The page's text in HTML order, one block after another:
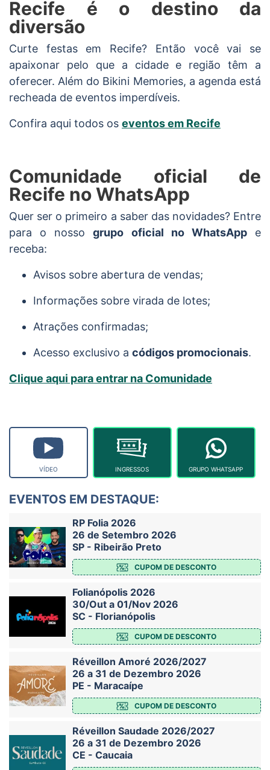
Recife é o destino da
diversão
Curte festas em Recife? Então você vai se
apaixonar pelo que a cidade e região têm a
oferecer. Além do Bikini Memories, a agenda está
recheada de eventos imperdíveis.
Confira aqui todos os eventos em Recife
Comunidade oficial de
Recife no WhatsApp
Quer ser o primeiro a saber das novidades? Entre
para o nossogrupo oficial no WhatsAppe
receba:
Avisos sobre abertura de vendas;
Informações sobre virada de lotes;
Atrações confirmadas;
Acesso exclusivo a códigos promocionais.
Clique aqui para entrar na Comunidade
VÍDEO INGRESSOS GRUPO WHATSAPP
EVENTOS EM DESTAQUE:
RP Folia 2026
26 de Setembro 2026
SP - Ribeirão Preto
CUPOM DE DESCONTO
Folianópolis 2026
30/Out a 01/Nov 2026
SC - Florianópolis
CUPOM DE DESCONTO
Réveillon Amoré 2026/2027
26 a 31 de Dezembro 2026
PE - Maracaípe
CUPOM DE DESCONTO
Réveillon Saudade 2026/2027
26 a 31 de Dezembro 2026
CE - Caucaia